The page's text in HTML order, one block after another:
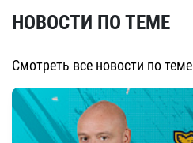
НОВОСТИ ПО ТЕМЕ
Смотреть все новости по теме